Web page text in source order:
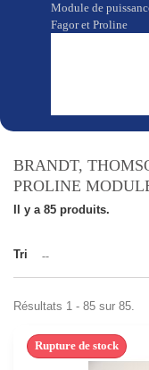
Module de
Fagor et Proline
BRANDT,
PROLINE
Il y a 85 produits.
Tri --
Résultats 1 - 85 sur 85.
Rupture de stock